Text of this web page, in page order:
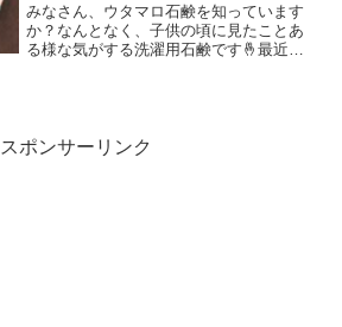
みなさん、ウタマロ石鹸を知っています
か？なんとなく、子供の頃に見たことあ
る様な気がする洗濯用石鹸です🤞最近で
スポンサーリンク